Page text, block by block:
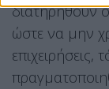
διατηρηθούν
ώστε να μην
επιχειρήσεις,